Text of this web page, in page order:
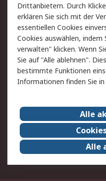
Rechtliches
AGB
Cookie-Richtlinie
Copyright/Impressum
Karriere bei RS
Qualität/Umwelt/
Event-Center
Drittanbietern. Durch
erklären Sie sich mit der
essentiellen Cookies
Cookies auswählen, indem
verwalten" klicken. Wenn
Sie auf "Alle ablehnen".
bestimmte Funktionen
Informationen finden Sie
Alle
Alle